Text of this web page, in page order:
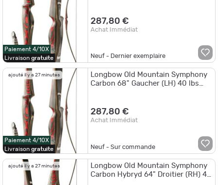
Paiement 4/10X
Livraison gratuite
287,80 €
Achat Immédiat
Neuf - Dernier exemplaire
ajouté il y a 27 minutes
Paiement 4/10X
Livraison gratuite
Longbow Old Mountain Symphony
Carbon 68" Gaucher (LH) 40 lbs
287,80 €
Achat Immédiat
Neuf - Sur commande
ajouté il y a 27 minutes
Longbow Old Mountain Symphony
Carbon Hybryd 64" Droitier (RH) 40